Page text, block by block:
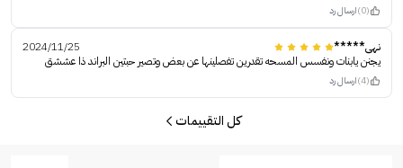
(0) ارسال رد
نهى*****
2024/11/25
يجنن يابنات ونفسس المسحه تقدرين تفصلينها عن بعض وتصير حبتين البراند ذا عششق
(4) ارسال رد
كل التقييمات